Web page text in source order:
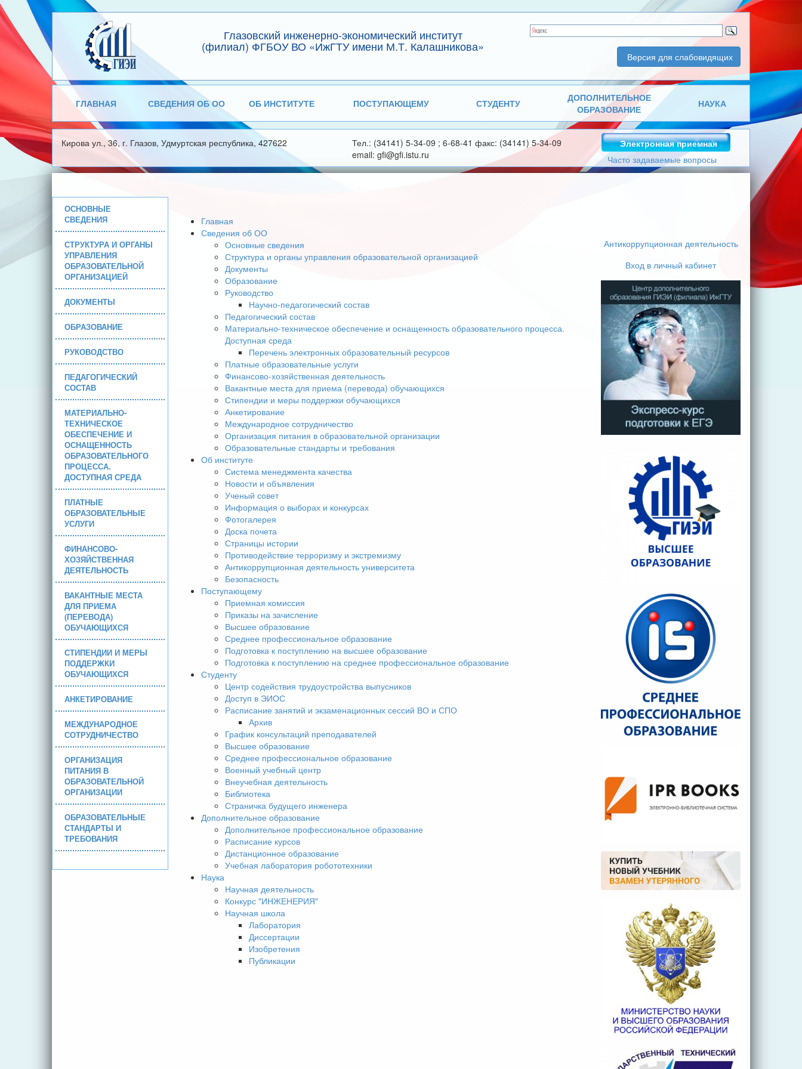
Глазовский инженерно-экономический институт
(филиал) ФГБОУ ВО «ИжГТУ имени М.Т. Калашникова»
Версия для слабовидящих
ГЛАВНАЯ СВЕДЕНИЯ ОБ ОО ОБ ИНСТИТУТЕ ПОСТУПАЮЩЕМУ СТУДЕНТУ
ДОПОЛНИТЕЛЬНОЕ
ОБРАЗОВАНИЕ
НАУКА
Кирова ул., 36, г. Глазов, Удмуртская республика, 427622
Тел.: (34141) 5-34-09 ; 6-68-41 факс: (34141) 5-34-09
email: gfi@gfi.istu.ru
Электронная приемная
Часто задаваемые вопросы
ОСНОВНЫЕ
СВЕДЕНИЯ
СТРУКТУРА И ОРГАНЫ
УПРАВЛЕНИЯ
ОБРАЗОВАТЕЛЬНОЙ
ОРГАНИЗАЦИЕЙ
ДОКУМЕНТЫ
ОБРАЗОВАНИЕ
РУКОВОДСТВО
ПЕДАГОГИЧЕСКИЙ
СОСТАВ
МАТЕРИАЛЬНО-
ТЕХНИЧЕСКОЕ
ОБЕСПЕЧЕНИЕ И
ОСНАЩЕННОСТЬ
ОБРАЗОВАТЕЛЬНОГО
ПРОЦЕССА.
ДОСТУПНАЯ СРЕДА
ПЛАТНЫЕ
ОБРАЗОВАТЕЛЬНЫЕ
УСЛУГИ
ФИНАНСОВО-
ХОЗЯЙСТВЕННАЯ
ДЕЯТЕЛЬНОСТЬ
ВАКАНТНЫЕ МЕСТА
ДЛЯ ПРИЕМА
(ПЕРЕВОДА)
ОБУЧАЮЩИХСЯ
СТИПЕНДИИ И МЕРЫ
ПОДДЕРЖКИ
ОБУЧАЮЩИХСЯ
АНКЕТИРОВАНИЕ
МЕЖДУНАРОДНОЕ
СОТРУДНИЧЕСТВО
ОРГАНИЗАЦИЯ
ПИТАНИЯ В
ОБРАЗОВАТЕЛЬНОЙ
ОРГАНИЗАЦИИ
ОБРАЗОВАТЕЛЬНЫЕ
СТАНДАРТЫ И
ТРЕБОВАНИЯ
Главная
Сведения об ОО
Основные сведения
Структура и органы управления образовательной организацией
Документы
Образование
Руководство
Научно-педагогический состав
Педагогический состав
Материально-техническое обеспечение и оснащенность образовательного процесса.
Доступная среда
Перечень электронных образовательный ресурсов
Платные образовательные услуги
Финансово-хозяйственная деятельность
Вакантные места для приема (перевода) обучающихся
Стипендии и меры поддержки обучающихся
Анкетирование
Международное сотрудничество
Организация питания в образовательной организации
Образовательные стандарты и требования
Об институте
Система менеджмента качества
Новости и объявления
Ученый совет
Информация о выборах и конкурсах
Фотогалерея
Доска почета
Страницы истории
Противодействие терроризму и экстремизму
Антикоррупционная деятельность университета
Безопасность
Поступающему
Приемная комиссия
Приказы на зачисление
Высшее образование
Среднее профессиональное образование
Подготовка к поступлению на высшее образование
Подготовка к поступлению на среднее профессиональное образование
Студенту
Центр содействия трудоустройства выпусников
Доступ в ЭИОС
Расписание занятий и экзаменационных сессий ВО и СПО
Архив
График консультаций преподавателей
Высшее образование
Среднее профессиональное образование
Военный учебный центр
Внеучебная деятельность
Библиотека
Страничка будущего инженера
Дополнительное образование
Дополнительное профессиональное образование
Расписание курсов
Дистанционное образование
Учебная лаборатория робототехники
Наука
Научная деятельность
Конкурс "ИНЖЕНЕРИЯ"
Научная школа
Лаборатория
Диссертации
Изобретения
Публикации
Антикоррупционная деятельность
Вход в личный кабинет